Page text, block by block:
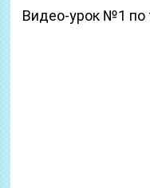
Видео-урок №1 по